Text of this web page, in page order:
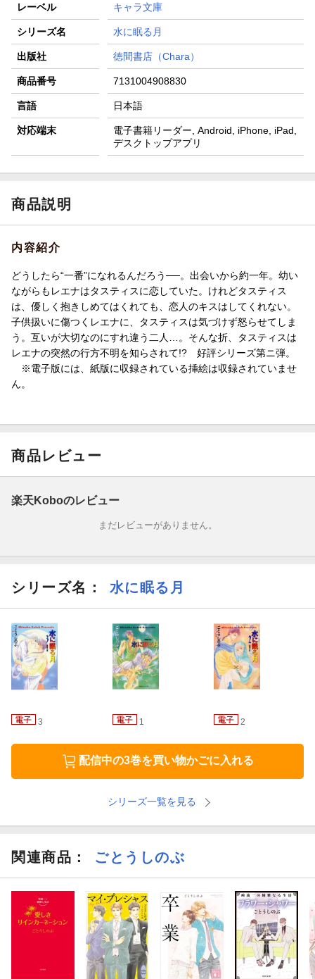
レーベル キャラ文庫
シリーズ名 水に眠る月
出版社 徳間書店（Chara）
商品番号 7131004908830
言語 日本語
対応端末
電子書籍リーダー, Android, iPhone, iPad,
デスクトップアプリ
商品説明
内容紹介
どうしたら“一番”になれるんだろう──。出会いから約一年。幼い
ながらもレエナはタスティスに恋していた。けれどタスティス
は、優しく抱きしめてはくれても、恋人のキスはしてくれない。
子供扱いに傷つくレエナに、タスティスは気づけず怒らせてしま
う。互いが大切なのにすれ違う二人…。そんな折、タスティスは
レエナの突然の行方不明を知らされて!? 好評シリーズ第ニ弾。
※電子版には、紙版に収録されている挿絵は収録されていませ
ん。
商品レビュー
楽天Koboのレビュー
まだレビューがありません。
シリーズ名： 水に眠る月
3 1 2
配信中の3巻を買い物かごに入れる
シリーズ一覧を見る
関連商品 ： ごとうしのぶ